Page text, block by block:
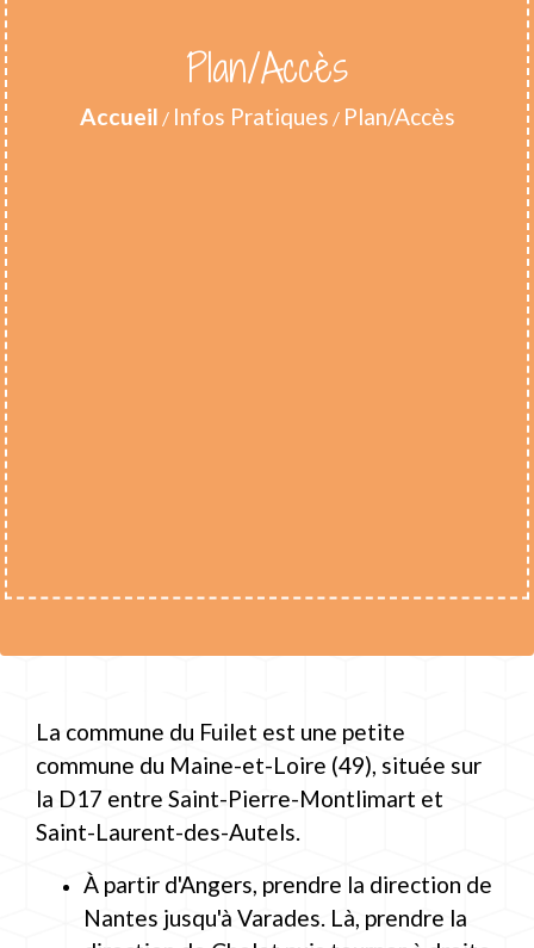
Plan/Accès
Accueil / Infos Pratiques / Plan/Accès
La commune du Fuilet est une petite
commune du Maine-et-Loire (49), située sur
la D17 entre Saint-Pierre-Montlimart et
Saint-Laurent-des-Autels.
À partir d'Angers, prendre la direction de
Nantes jusqu'à Varades. Là, prendre la